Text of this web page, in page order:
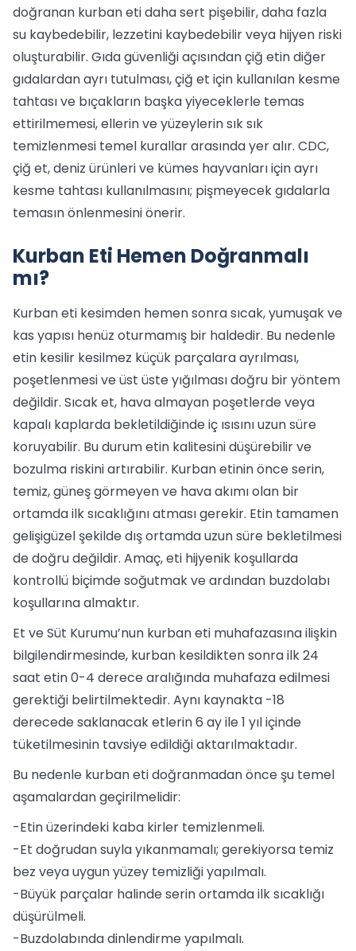
doğranan kurban eti daha sert pişebilir, daha fazla
su kaybedebilir, lezzetini kaybedebilir veya hijyen riski
oluşturabilir. Gıda güvenliği açısından çiğ etin diğer
gıdalardan ayrı tutulması, çiğ et için kullanılan kesme
tahtası ve bıçakların başka yiyeceklerle temas
ettirilmemesi, ellerin ve yüzeylerin sık sık
temizlenmesi temel kurallar arasında yer alır. CDC,
çiğ et, deniz ürünleri ve kümes hayvanları için ayrı
kesme tahtası kullanılmasını; pişmeyecek gıdalarla
temasın önlenmesini önerir.
Kurban Eti Hemen Doğranmalı
mı?
Kurban eti kesimden hemen sonra sıcak, yumuşak ve
kas yapısı henüz oturmamış bir haldedir. Bu nedenle
etin kesilir kesilmez küçük parçalara ayrılması,
poşetlenmesi ve üst üste yığılması doğru bir yöntem
değildir. Sıcak et, hava almayan poşetlerde veya
kapalı kaplarda bekletildiğinde iç ısısını uzun süre
koruyabilir. Bu durum etin kalitesini düşürebilir ve
bozulma riskini artırabilir. Kurban etinin önce serin,
temiz, güneş görmeyen ve hava akımı olan bir
ortamda ilk sıcaklığını atması gerekir. Etin tamamen
gelişigüzel şekilde dış ortamda uzun süre bekletilmesi
de doğru değildir. Amaç, eti hijyenik koşullarda
kontrollü biçimde soğutmak ve ardından buzdolabı
koşullarına almaktır.
Et ve Süt Kurumu’nun kurban eti muhafazasına ilişkin
bilgilendirmesinde, kurban kesildikten sonra ilk 24
saat etin 0-4 derece aralığında muhafaza edilmesi
gerektiği belirtilmektedir. Aynı kaynakta -18
derecede saklanacak etlerin 6 ay ile 1 yıl içinde
tüketilmesinin tavsiye edildiği aktarılmaktadır.
Bu nedenle kurban eti doğranmadan önce şu temel
aşamalardan geçirilmelidir:
-Etin üzerindeki kaba kirler temizlenmeli.
-Et doğrudan suyla yıkanmamalı; gerekiyorsa temiz
bez veya uygun yüzey temizliği yapılmalı.
-Büyük parçalar halinde serin ortamda ilk sıcaklığı
düşürülmeli.
-Buzdolabında dinlendirme yapılmalı.